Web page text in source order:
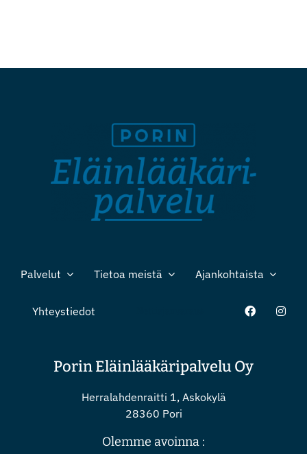
Palvelut Tietoa meistä Ajankohtaista
Yhteystiedot
Porin Eläinlääkäripalvelu Oy
Herralahdenraitti 1, Askokylä
28360 Pori
Olemme avoinna :